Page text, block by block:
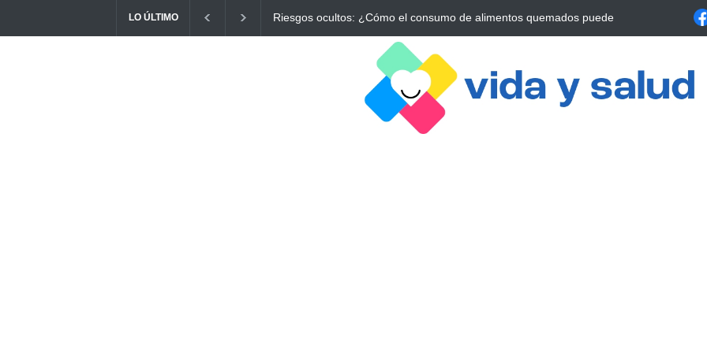
LO ÚLTIMO Ayuno Digital: La Estrategia Esencial para Mejorar tu Bienestar La conexión vital